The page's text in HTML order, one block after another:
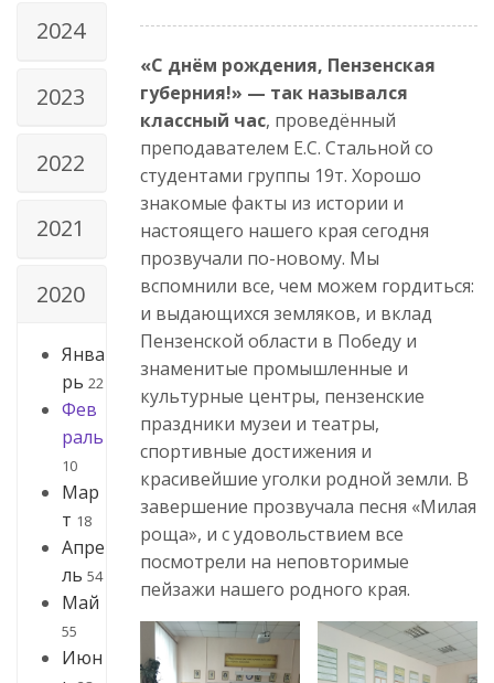
2024
2023
2022
2021
2020
Янва
рь 22
Фев
раль
10
Мар
т 18
Апре
ль 54
Май
55
Июн
«С днём рождения, Пензенская
губерния!» — так назывался
классный час, проведённый
преподавателем Е.С. Стальной со
студентами группы 19т. Хорошо
знакомые факты из истории и
настоящего нашего края сегодня
прозвучали по-новому. Мы
вспомнили все, чем можем гордиться:
и выдающихся земляков, и вклад
Пензенской области в Победу и
знаменитые промышленные и
культурные центры, пензенские
праздники музеи и театры,
спортивные достижения и
красивейшие уголки родной земли. В
завершение прозвучала песня «Милая
роща», и с удовольствием все
посмотрели на неповторимые
пейзажи нашего родного края.